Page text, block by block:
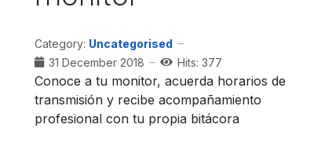
Category: Uncategorised
31 December 2018
Hits: 377
Conoce a tu monitor, acuerda horarios de
transmisión y recibe acompañamiento
profesional con tu propia bitácora